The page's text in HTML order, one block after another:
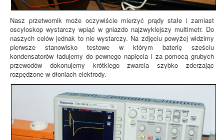
Nasz przetwornik może oczywiście mierzyć prądy stałe i zamiast
oscyloskop wystarczy wpiąć w gniazdo najzwyklejszy multimetr. Do
naszych celów jednak to nie wystarczy. Na zdjęciu powyżej widzimy
pierwsze stanowisko testowe w którym baterię sześciu
kondensatorów ładujemy do pewnego napięcia i za pomocą grubych
przewodów dokonujemy krótkiego zwarcia szybko zderzając
rozpędzone w dłoniach elektrody.